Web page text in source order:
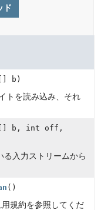
ド
b)
トを読み込み、それ
b, int off,
る入力ストリームから
()
用規約を参照してくだ